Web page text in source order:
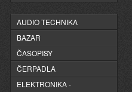
AUDIO TECHNIKA
BAZAR
ČASOPISY
ČERPADLA
ELEKTRONIKA -